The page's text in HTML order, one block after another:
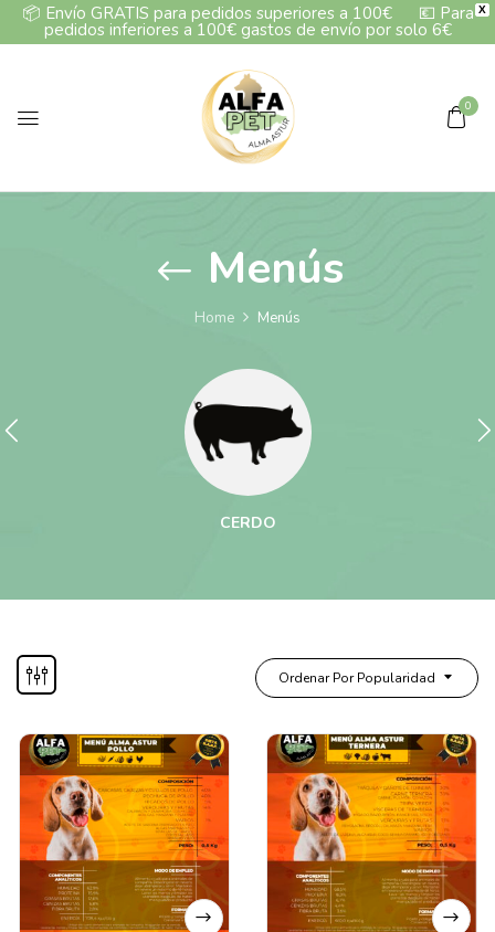
X
📦 Envío GRATIS para pedidos superiores a 100€💶 Para
pedidos inferiores a 100€ gastos de envío por solo 6€
0
Menús
Home Menús
CERDO
Ordenar Por Popularidad